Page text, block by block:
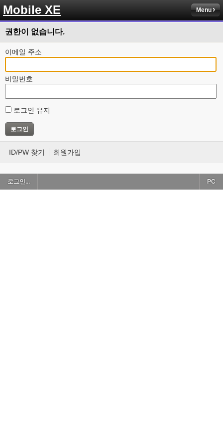
Mobile XE Menu
권한이 없습니다.
이메일 주소
비밀번호
로그인 유지
ID/PW 찾기 회원가입
로그인... PC